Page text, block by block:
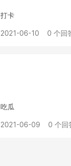
打卡
2021-06-10 0 个回
吃瓜
2021-06-09 0 个回